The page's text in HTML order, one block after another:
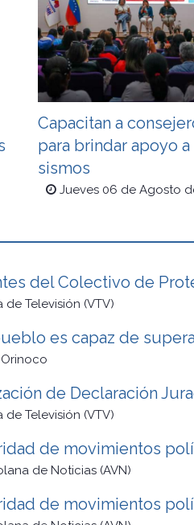
Capacitan a
para brindar apoyo
sismos
Jueves 06 de Agosto
del Colectivo de
de Televisión (VTV)
es capaz de
de Declaración
de Televisión (VTV)
de movimientos
de Noticias (AVN)
de movimientos